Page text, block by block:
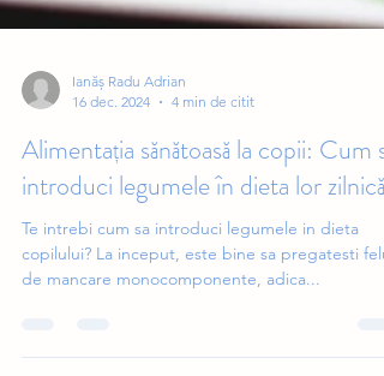
16 dec. 2024
4 min de citit
Alimentația sănătoasă la copii: Cum să
introduci legumele în dieta lor zilnică
Te intrebi cum sa introduci legumele in dieta